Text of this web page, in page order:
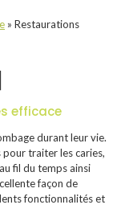
» Restaurations
efficace
durant leur vie.
traiter les caries,
fil du temps ainsi
façon de
fonctionnalités et